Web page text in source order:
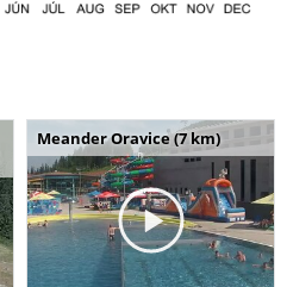
Meander Oravice (7 km)